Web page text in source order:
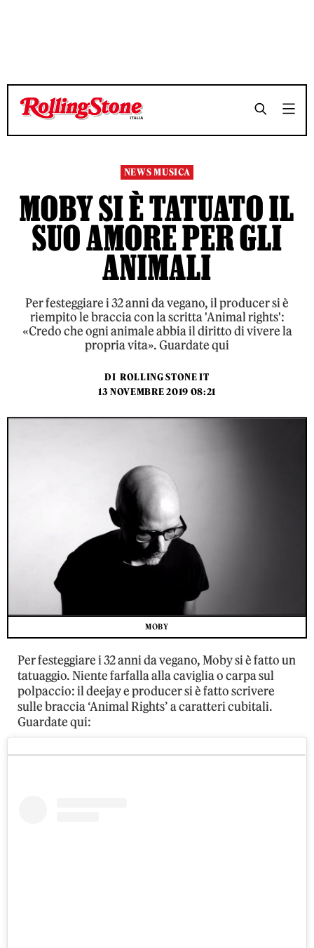
TEMPO DI LETTURA 3 MINUTI
TEMPO DI LETTURA 3 MINUTI
NEWS MUSICA
MOBY SI È TATUATO IL
SUO AMORE PER GLI
ANIMALI
Per festeggiare i 32 anni da vegano, il producer si è
riempito le braccia con la scritta 'Animal rights':
«Credo che ogni animale abbia il diritto di vivere la
propria vita». Guardate qui
DI ROLLING STONE IT
13 NOVEMBRE 2019 08:21
MOBY
Per festeggiare i 32 anni da vegano, Moby si è fatto un
tatuaggio. Niente farfalla alla caviglia o carpa sul
polpaccio: il deejay e producer si è fatto scrivere
sulle braccia ‘Animal Rights’ a caratteri cubitali.
Guardate qui: